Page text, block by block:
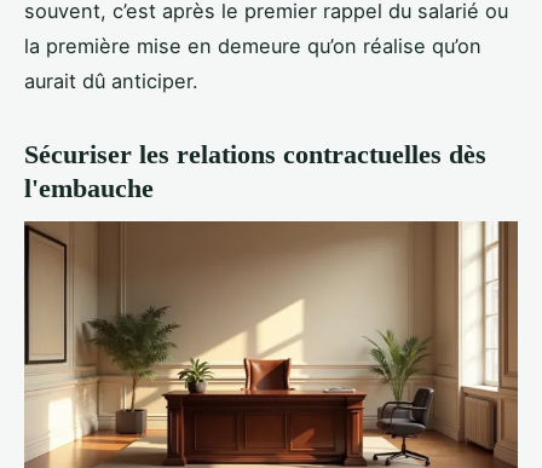
souvent, c’est après le premier rappel du salarié ou
la première mise en demeure qu’on réalise qu’on
aurait dû anticiper.
Sécuriser les relations contractuelles dès
l'embauche